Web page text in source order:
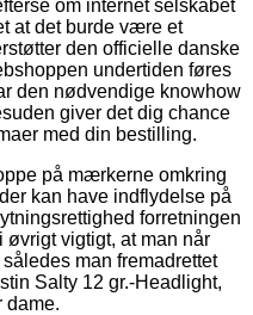
om internet selskabet
at det burde være et
den officielle danske
undertiden føres
den nødvendige knowhow
giver det dig chance
med din bestilling.
på mærkerne omkring
kan have indflydelse på
forretningen
øvrigt vigtigt, at man når
man fremadrettet
Salty 12 gr.-Headlight,
dame.